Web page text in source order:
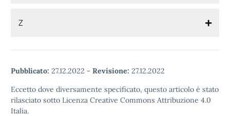
Z
Pubblicato: 27.12.2022 - Revisione: 27.12.2022
Eccetto dove diversamente specificato, questo articolo è stato
rilasciato sotto Licenza Creative Commons Attribuzione 4.0
Italia.